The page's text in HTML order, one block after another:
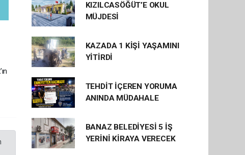
KIZILCASÖĞÜT’E OKUL
MÜJDESİ
KAZADA 1 KİŞİ YAŞAMINI
YİTİRDİ
TEHDİT İÇEREN YORUMA
ANINDA MÜDAHALE
BANAZ BELEDİYESİ 5 İŞ
YERİNİ KİRAYA VERECEK